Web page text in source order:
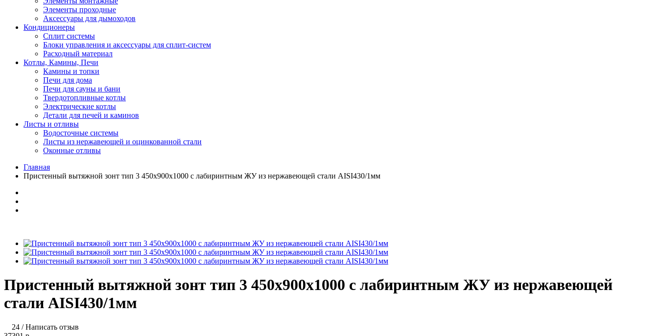
Элементы проходные
Аксессуары для дымоходов
Кондиционеры
Сплит системы
Блоки управления и аксессуары для сплит-систем
Расходный материал
Котлы, Камины, Печи
Камины и топки
Печи для дома
Печи для сауны и бани
Твердотопливные котлы
Электрические котлы
Детали для печей и каминов
Листы и отливы
Водосточные системы
Листы из нержавеющей и оцинкованной стали
Оконные отливы
Главная
Пристенный вытяжной зонт тип 3 450х900х1000 с лабиринтным ЖУ из нержавеющей стали AISI430/1мм
Пристенный вытяжной зонт тип 3 450х900х1000 с лабиринтным ЖУ из нержавеющей
стали AISI430/1мм
24 /Написать отзыв